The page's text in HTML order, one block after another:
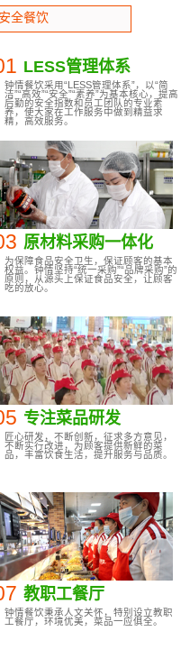
全餐饮
LESS管理体系
钟情餐饮采用“LESS管理体系”，以“简
洁”“高效”“安全”“素养”为基本核心，提高
后勤的安全指数和员工团队的专业素
养，使大家在工作服务中做到精益求
精，高效服务。
原材料采购一体化
为保障食品安全卫生，保证顾客的基本
权益。钟情坚持“统一采购”“品牌采购”的
原则，从源头上保证食品安全，让顾客
吃的放心。
专注菜品研发
匠心研发，不断创新，征求多方意见，
不断实行改进，为顾客提供新鲜的菜
品，丰富饮食生活，提升服务与品质。
教职工餐厅
钟情餐饮秉承人文关怀，特别设立教职
工餐厅，环境优美，菜品一应俱全。